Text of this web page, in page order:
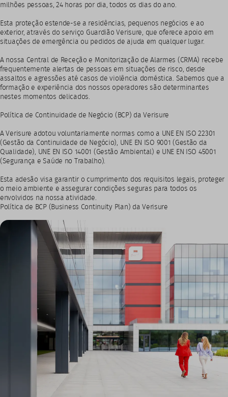
milhões pessoas, 24 horas por dia, todos os dias do ano.
Esta proteção estende-se a residências, pequenos negócios e ao
exterior, através do serviço Guardião Verisure, que oferece apoio em
situações de emergência ou pedidos de ajuda em qualquer lugar.
A nossa Central de Receção e Monitorização de Alarmes (CRMA) recebe
frequentemente alertas de pessoas em situações de risco, desde
assaltos e agressões até casos de violência doméstica. Sabemos que a
formação e experiência dos nossos operadores são determinantes
nestes momentos delicados.
Política de Continuidade de Negócio (BCP) da Verisure
A Verisure adotou voluntariamente normas como a UNE EN ISO 22301
(Gestão da Continuidade de Negócio), UNE EN ISO 9001 (Gestão da
Qualidade), UNE EN ISO 14001 (Gestão Ambiental) e UNE EN ISO 45001
(Segurança e Saúde no Trabalho).
Esta adesão visa garantir o cumprimento dos requisitos legais, proteger
o meio ambiente e assegurar condições seguras para todos os
envolvidos na nossa atividade.
Política de BCP (Business Continuity Plan) da Verisure